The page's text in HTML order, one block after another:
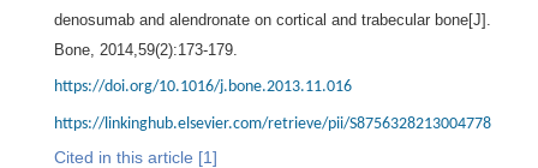
denosumab and alendronate on cortical and trabecular bone[J].
Bone 2014 59(2):173-179.
https://doi.org/10.1016/j.bone.2013.11.016
https://linkinghub.elsevier.com/retrieve/pii/S8756328213004778
Cited in this article [1]